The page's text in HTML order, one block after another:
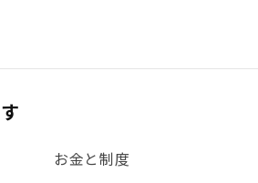
お金と制度